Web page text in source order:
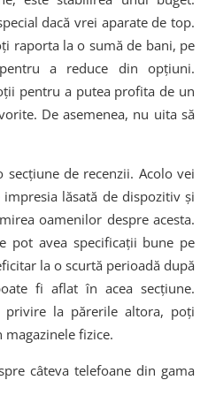
dacă vrei aparate de top.
raporta la o sumă de bani, pe
a reduce din opțiuni.
pentru a putea profita de un
De asemenea, nu uita să
secțiune de recenzii. Acolo vei
lăsată de dispozitiv și
oamenilor despre acesta.
pot avea specificații bune pe
la o scurtă perioadă după
fi aflat în acea secțiune.
privire la părerile altora, poți
fizice.
câteva telefoane din gama